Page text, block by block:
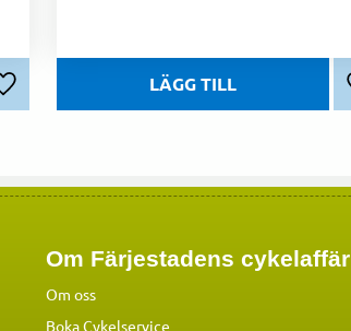
Lägg till i favoriter
Om Färjestadens cykelaffär
Om oss
Boka Cykelservice